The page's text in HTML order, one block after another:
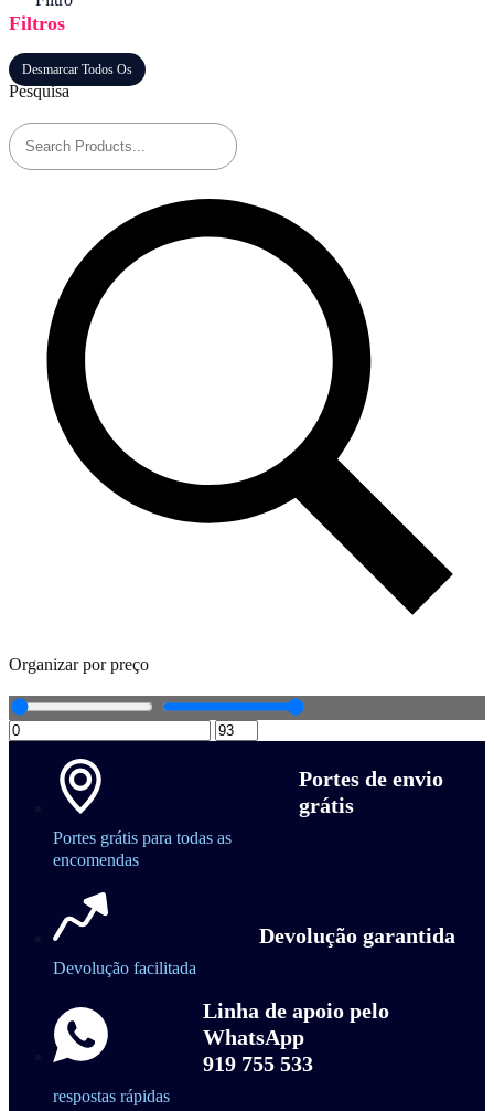
Filtros
Desmarcar Todos Os
Pesquisa
Organizar por preço
Portes de envio
grátis
Portes grátis para todas as
encomendas
Devolução garantida
Devolução facilitada
Linha de apoio pelo
WhatsApp
919 755 533
respostas rápidas